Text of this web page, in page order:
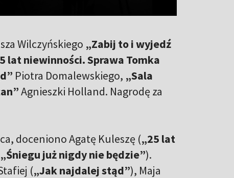
Wilczyńskiego „Zabij to i wyjedź
lat niewinności. Sprawa Tomka
Piotra Domalewskiego, „Sala
Agnieszki Holland. Nagrodę za
doceniono Agatę Kuleszę („25 lat
„Śniegu już nigdy nie będzie”).
(„Jak najdalej stąd”), Maja